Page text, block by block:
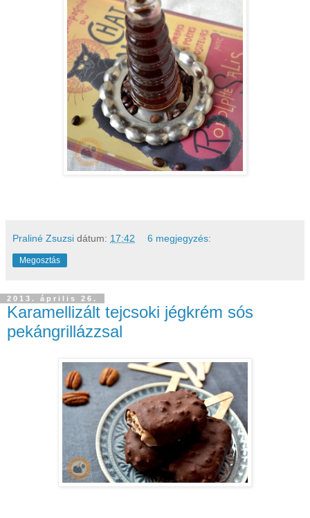
Praliné Zsuzsi dátum: 17:42 6 megjegyzés:
Megosztás
2013. április 26.
Karamellizált tejcsoki jégkrém sós
pekángrillázzsal